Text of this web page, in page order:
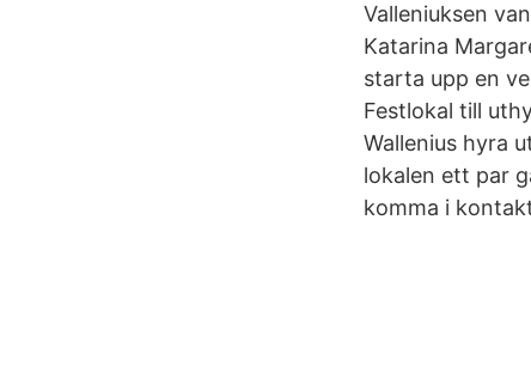
Valleniuksen
Katarina
starta upp en
Festlokal till
Wallenius hyra
lokalen ett par
komma i